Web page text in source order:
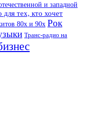
и западной
для тех, кто хочет
80х и 90х Рок
Транс-радио на